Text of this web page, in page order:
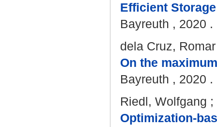
Efficient
Bayreuth , 2020 .
dela Cruz, Romar
On the
Bayreuth , 2020 .
Riedl, Wolfgang ;
Optimization-